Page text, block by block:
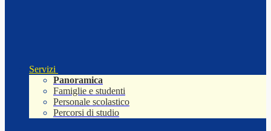
Servizi
Panoramica
Famiglie e studenti
Personale scolastico
Percorsi di studio